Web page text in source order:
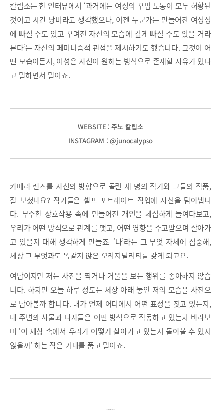
칼립소는 한 인터뷰에서 ‘과거에는 여성의 꾸밈 노동이 모두 허황된
것이고 시간 낭비라고 생각했으나, 이젠 누군가는 만들어진 여성성
에 빠질 수도 있고 꾸며진 자신의 모습에 깊게 빠질 수도 있을 거라
본다’는 자신의 페미니즘적 관점을 제시하기도 했습니다. 그것이 어
떤 모습이든지, 여성은 자신이 원하는 방식으로 존재할 자유가 있다
고 말하면서 말이죠.
WEBSITE : 주노 칼립소
INSTAGRAM : @junocalypso
카메라 렌즈를 자신의 방향으로 돌린 세 명의 작가와 그들의 작품,
잘 보셨나요? 작가들은 셀프 포트레이트 작업에 자신을 담아냅니
다. 무수한 상호작용 속에 만들어진 개인을 세심하게 들여다보고,
우리가 어떤 방식으로 관계를 맺고, 어떤 영향을 주고받으며 살아가
고 있을지 대해 생각하게 만들죠. ‘나’라는 그 무엇 자체에 집중해,
세상 그 무엇과도 똑같지 않은 오리지널리티를 갖게 되고요.
여담이지만 저는 사진을 찍거나 거울을 보는 행위를 좋아하지 않습
니다. 하지만 오늘 하루 정도는 세상 아래 놓인 저의 모습을 사진으
로 담아볼까 합니다. 내가 언제 어디에서 어떤 표정을 짓고 있는지,
내 주변의 사물과 타자들은 어떤 방식으로 작동하고 있는지 바라보
며 ‘이 세상 속에서 우리가 어떻게 살아가고 있는지 돌아볼 수 있지
않을까’ 하는 작은 기대를 품고 말이죠.